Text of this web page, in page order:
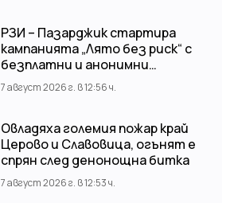
РЗИ – Пазарджик стартира
кампанията „Лято без риск“ с
безплатни и анонимни
изследвания за ХИВ
7 август 2026 г. в 12:56 ч.
Овладяха големия пожар край
Церово и Славовица, огънят е
спрян след денонощна битка
7 август 2026 г. в 12:53 ч.